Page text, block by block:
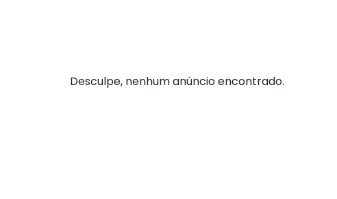
Desculpe, nenhum anúncio encontrado.